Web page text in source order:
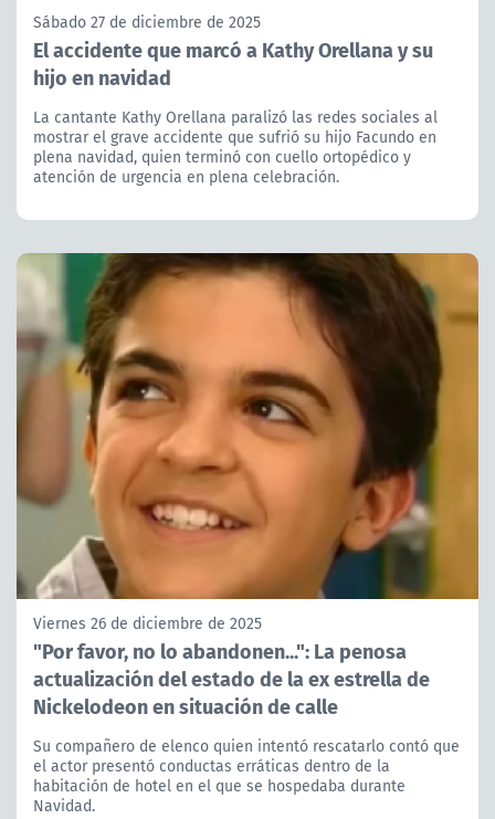
Sábado 27 de diciembre de 2025
El accidente que marcó a Kathy Orellana y su
hijo en navidad
La cantante Kathy Orellana paralizó las redes sociales al
mostrar el grave accidente que sufrió su hijo Facundo en
plena navidad, quien terminó con cuello ortopédico y
atención de urgencia en plena celebración.
Viernes 26 de diciembre de 2025
"Por favor, no lo abandonen...": La penosa
actualización del estado de la ex estrella de
Nickelodeon en situación de calle
Su compañero de elenco quien intentó rescatarlo contó que
el actor presentó conductas erráticas dentro de la
habitación de hotel en el que se hospedaba durante
Navidad.